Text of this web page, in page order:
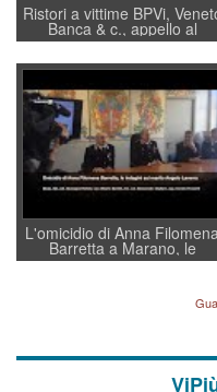
Ristori a vittime BPVi,
Banca & c., appello al
sottosegretario Alessio
Villarosa: per mettere
convochi con Di Maio
a supporto della cabina di
regia al Mef
L'omicidio di Anna
Barretta a Marano, le
indagini dei carabinieri di
Lavarra: più avvincenti di
quelle di... Barbara D'Urso